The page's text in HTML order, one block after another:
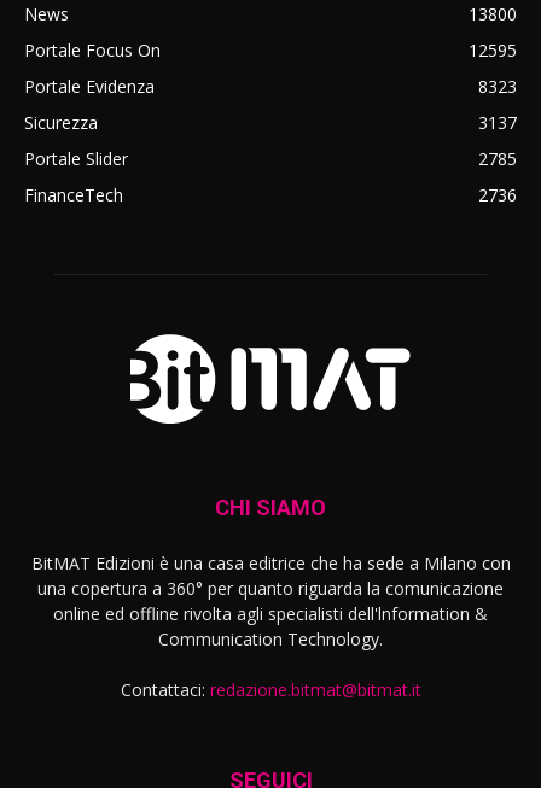
News
13800
Portale Focus On
12595
Portale Evidenza
8323
Sicurezza
3137
Portale Slider
2785
FinanceTech
2736
CHI SIAMO
BitMAT Edizioni è una casa editrice che ha sede a Milano con
una copertura a 360° per quanto riguarda la comunicazione
online ed offline rivolta agli specialisti dell'lnformation &
Communication Technology.
Contattaci: redazione.bitmat@bitmat.it
SEGUICI